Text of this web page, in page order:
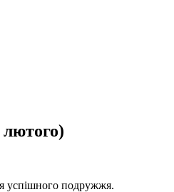
успішного подружжя.